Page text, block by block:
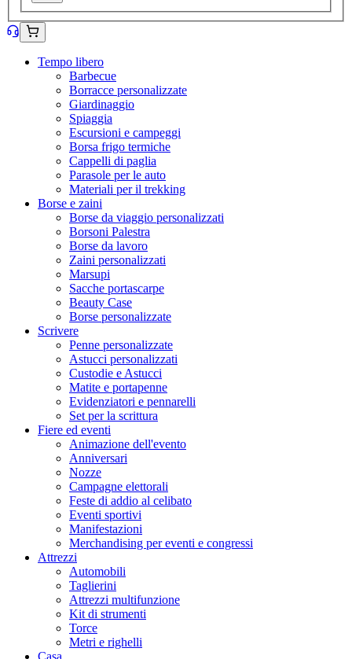
Tempo libero
Barbecue
Borracce personalizzate
Giardinaggio
Spiaggia
Escursioni e campeggi
Borsa frigo termiche
Cappelli di paglia
Parasole per le auto
Materiali per il trekking
Borse e zaini
Borse da viaggio personalizzati
Borsoni Palestra
Borse da lavoro
Zaini personalizzati
Marsupi
Sacche portascarpe
Beauty Case
Borse personalizzate
Scrivere
Penne personalizzate
Astucci personalizzati
Custodie e Astucci
Matite e portapenne
Evidenziatori e pennarelli
Set per la scrittura
Fiere ed eventi
Animazione dell'evento
Anniversari
Nozze
Campagne elettorali
Feste di addio al celibato
Eventi sportivi
Manifestazioni
Merchandising per eventi e congressi
Attrezzi
Automobili
Taglierini
Attrezzi multifunzione
Kit di strumenti
Torce
Metri e righelli
Casa